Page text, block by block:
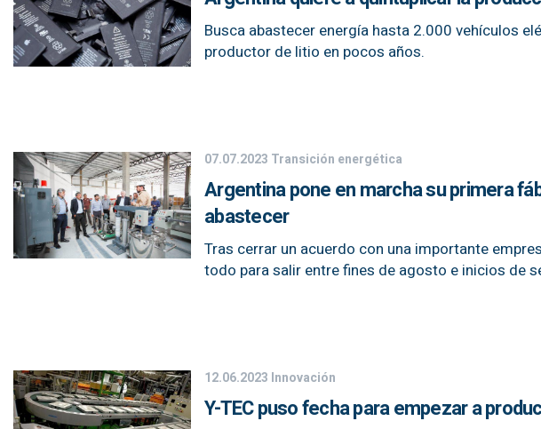
Busca abastecer energía hasta 2.000 vehículos
productor de litio en pocos años.
07.07.2023 Transición energética
Argentina pone en marcha su primera
abastecer
Tras cerrar un acuerdo con una importante
todo para salir entre fines de agosto e inicios de
12.06.2023 Innovación
Y-TEC puso fecha para empezar a